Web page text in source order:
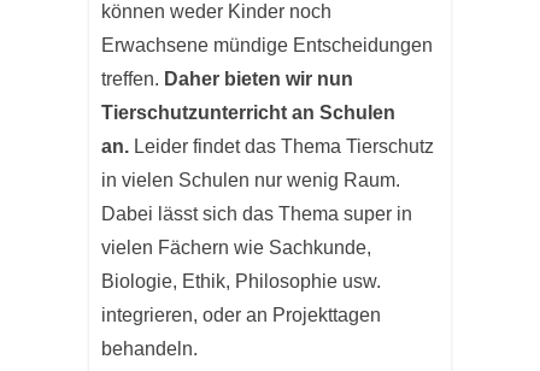
können weder Kinder noch
Erwachsene mündige Entscheidungen
treffen. Daher bieten wir nun
Tierschutzunterricht an Schulen
an. Leider findet das Thema Tierschutz
in vielen Schulen nur wenig Raum.
Dabei lässt sich das Thema super in
vielen Fächern wie Sachkunde,
Biologie, Ethik, Philosophie usw.
integrieren, oder an Projekttagen
behandeln.